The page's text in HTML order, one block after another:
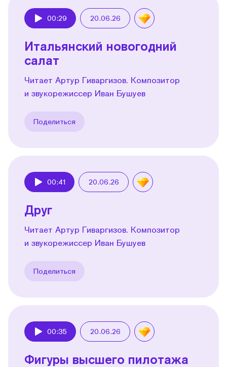
00:29 20.06.26
Итальянский новогодний
салат
Читает Артур Гиваргизов. Композитор
и звукорежиссер Иван Бушуев
Поделиться
00:41 20.06.26
Друг
Читает Артур Гиваргизов. Композитор
и звукорежиссер Иван Бушуев
Поделиться
00:35 20.06.26
Фигуры высшего пилотажа